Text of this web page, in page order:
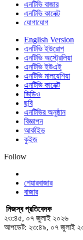
এনটিভি বাজার
এনটিভি কানেক্ট
যোগাযোগ
English Version
এনটিভি ইউরোপ
এনটিভি অস্ট্রেলিয়া
এনটিভি ইউএই
এনটিভি মালয়েশিয়া
এনটিভি কানেক্ট
ভিডিও
ছবি
এনটিভির অনুষ্ঠান
বিজ্ঞাপন
আর্কাইভ
কুইজ
Follow
শেয়ারবাজার
বাজার
নিজস্ব প্রতিবেদক
২৩:৪৫, ০৭ জুলাই ২০২৬
আপডেট: ২৩:৪৯, ০৭ জুলাই